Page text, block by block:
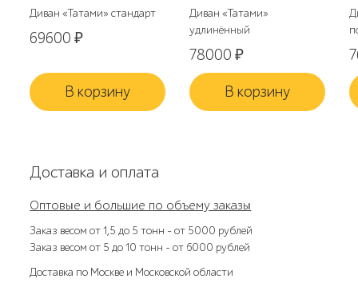
Диван «Татами» стандарт
69600₽
В корзину
Диван «Татами»
удлинённый
78000₽
В корзину
Доставка и оплата
Оптовые и большие по объему заказы
Заказ весом от 1,5 до 5 тонн – от 5000 рублей
Заказ весом от 5 до 10 тонн – от 6000 рублей
Доставка по Москве и Московской области